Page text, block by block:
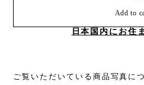
Add to
日本国内にお住
ご覧いただいている商品写真に